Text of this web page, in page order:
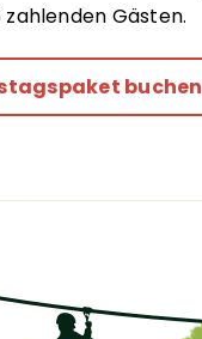
zahlenden Gästen.
buchen